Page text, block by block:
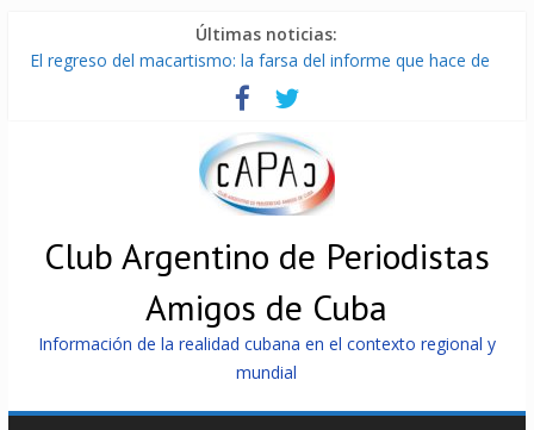
Últimas noticias:
El regreso del macartismo: la farsa del informe que hace de
Milei firmó memorándum con EE.UU sin informarlo
China presenta robots que pueden razonar, moverse y asistir
La Habana avanza en reconexión tras nuevo apagón
Más de 7 000 contenedores impedidos de llegar a Cuba
Club Argentino de Periodistas
Amigos de Cuba
Información de la realidad cubana en el contexto regional y
mundial